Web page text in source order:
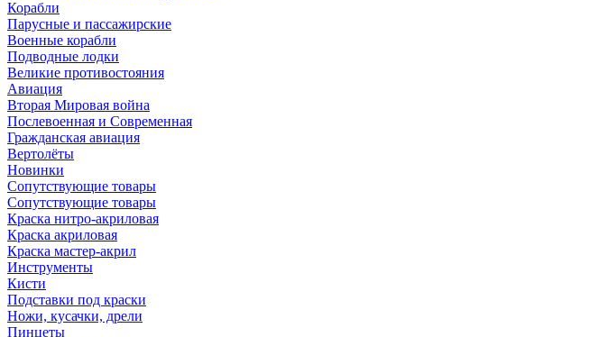
Корабли
Парусные и пассажирские
Военные корабли
Подводные лодки
Великие противостояния
Авиация
Вторая Мировая война
Послевоенная и Современная
Гражданская авиация
Вертолёты
Новинки
Сопутствующие товары
Сопутствующие товары
Краска нитро-акриловая
Краска акриловая
Краска мастер-акрил
Инструменты
Кисти
Подставки под краски
Ножи, кусачки, дрели
Пинцеты